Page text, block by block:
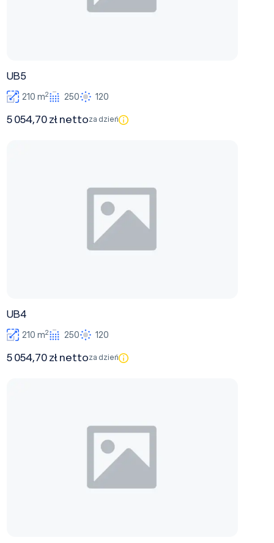
UB5
210 m2 250 120
5 054,70 zł nettoza dzień
UB4
210 m2 250 120
5 054,70 zł nettoza dzień